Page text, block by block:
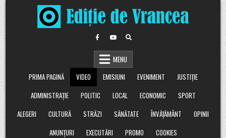
Skip
to
content
MENU
PRIMA PAGINĂ
VIDEO EMISIUNI EVENIMENT
JUSTIȚIE
ADMINISTRAȚIE
POLITIC LOCAL ECONOMIC
SPORT
ALEGERI
CULTURĂ STRĂZI SĂNĂTATE ÎNVĂȚĂMÂNT
OPINII
ANUNȚURI
EXECUTĂRI PROMO COOKIES